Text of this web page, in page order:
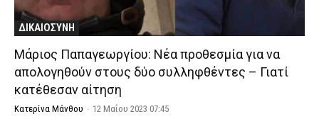
ΔΙΚΑΙΟΣΥΝΗ
Μάριος Παπαγεωργίου: Νέα προθεσμία για να
απολογηθούν στους δύο συλληφθέντες – Γιατί
κατέθεσαν αίτηση
Κατερίνα Μάνθου - 12 Μαΐου 2023 07:45